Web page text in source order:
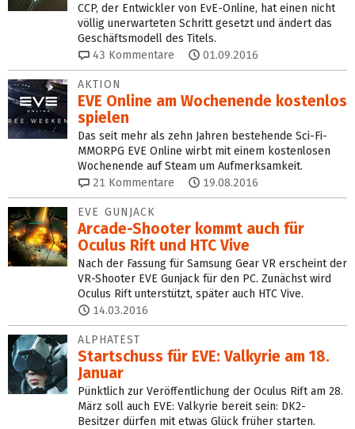
CCP, der Entwickler von EvE-Online, hat einen nicht
völlig unerwarteten Schritt gesetzt und ändert das
Geschäftsmodell des Titels.
43 Kommentare 01.09.2016
AKTION
EVE Online am Wochenende kostenlos
spielen
Das seit mehr als zehn Jahren bestehende Sci-Fi-
MMORPG EVE Online wirbt mit einem kostenlosen
Wochenende auf Steam um Aufmerksamkeit.
21 Kommentare 19.08.2016
EVE GUNJACK
Arcade-Shooter kommt auch für
Oculus Rift und HTC Vive
Nach der Fassung für Samsung Gear VR erscheint der
VR-Shooter EVE Gunjack für den PC. Zunächst wird
Oculus Rift unterstützt, später auch HTC Vive.
14.03.2016
ALPHATEST
Startschuss für EVE: Valkyrie am 18.
Januar
Pünktlich zur Veröffentlichung der Oculus Rift am 28.
März soll auch EVE: Valkyrie bereit sein: DK2-
Besitzer dürfen mit etwas Glück früher starten.